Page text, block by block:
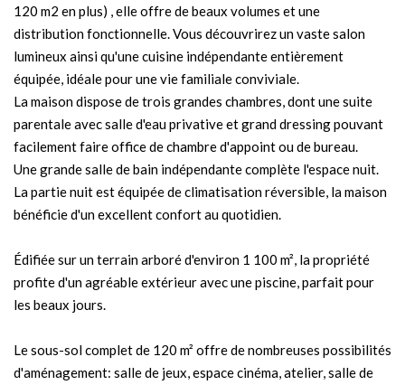
CONTACT
120 m2 en plus) , elle offre de beaux volumes et une
distribution fonctionnelle. Vous découvrirez un vaste salon
lumineux ainsi qu'une cuisine indépendante entièrement
équipée, idéale pour une vie familiale conviviale.
La maison dispose de trois grandes chambres, dont une suite
parentale avec salle d'eau privative et grand dressing pouvant
facilement faire office de chambre d'appoint ou de bureau.
Une grande salle de bain indépendante complète l'espace nuit.
La partie nuit est équipée de climatisation réversible, la maison
bénéficie d'un excellent confort au quotidien.
Édifiée sur un terrain arboré d'environ 1 100 m², la propriété
profite d'un agréable extérieur avec une piscine, parfait pour
les beaux jours.
Le sous-sol complet de 120 m² offre de nombreuses possibilités
d'aménagement: salle de jeux, espace cinéma, atelier, salle de